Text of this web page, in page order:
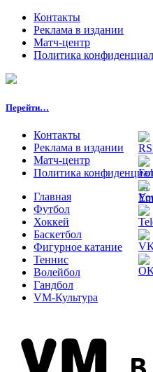
Контакты
Реклама в издании
Матч-центр
Политика
Перейти…
Контакты
Реклама в издании
Матч-центр
Политика
Главная
Футбол
Хоккей
Баскетбол
Фигурное катание
Теннис
Волейбол
Гандбол
VM-Культура